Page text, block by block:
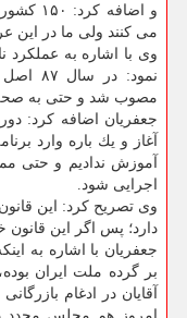
و
می كنند ولی ما در این
نمود:
مصوب شد و حتی به
جعفریان اضافه كرد:
آغاز و یك باره وارد
آموزش ندادیم و حتی
اجرایی شود.
دارد؛ پس اگر این قانون
جعفریان با اشاره به
بر گرده ملت ایران
آقایان در ادغام